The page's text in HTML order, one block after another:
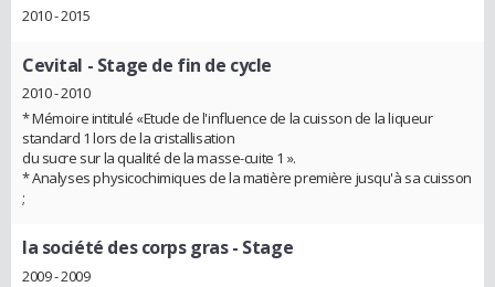
2010 - 2015
Cevital - Stage de fin de cycle
2010 - 2010
* Mémoire intitulé «Etude de l'influence de la cuisson de la liqueur
standard 1 lors de la cristallisation
du sucre sur la qualité de la masse-cuite 1 ».
* Analyses physicochimiques de la matière première jusqu'à sa cuisson
;
la société des corps gras- Stage
2009 - 2009